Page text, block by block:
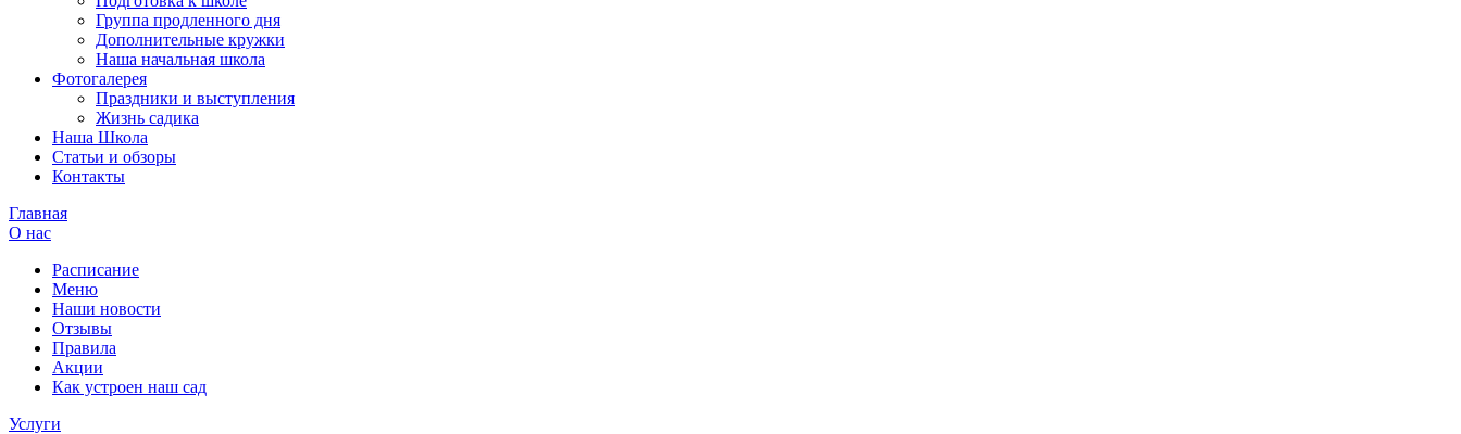
Группа продленного дня
Дополнительные кружки
Наша начальная школа
Фотогалерея
Праздники и выступления
Жизнь садика
Наша Школа
Статьи и обзоры
Контакты
Главная
О нас
Расписание
Меню
Наши новости
Отзывы
Правила
Акции
Как устроен наш сад
Услуги